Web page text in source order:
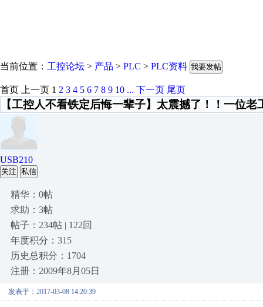
当前位置： 工控论坛 > 产品 > PLC > PLC资料 我要发帖
首页 上一页 1 2 3 4 5 6 7 8 9 10 ... 下一页 尾页
【工控人不看铁定后悔一辈子】太震撼了！！一位
USB210
关注 私信
精华：0帖
求助：3帖
帖子：234帖 | 122回
年度积分：315
历史总积分：1704
注册：2009年8月05日
发表于：2017-03-08 14:20:39